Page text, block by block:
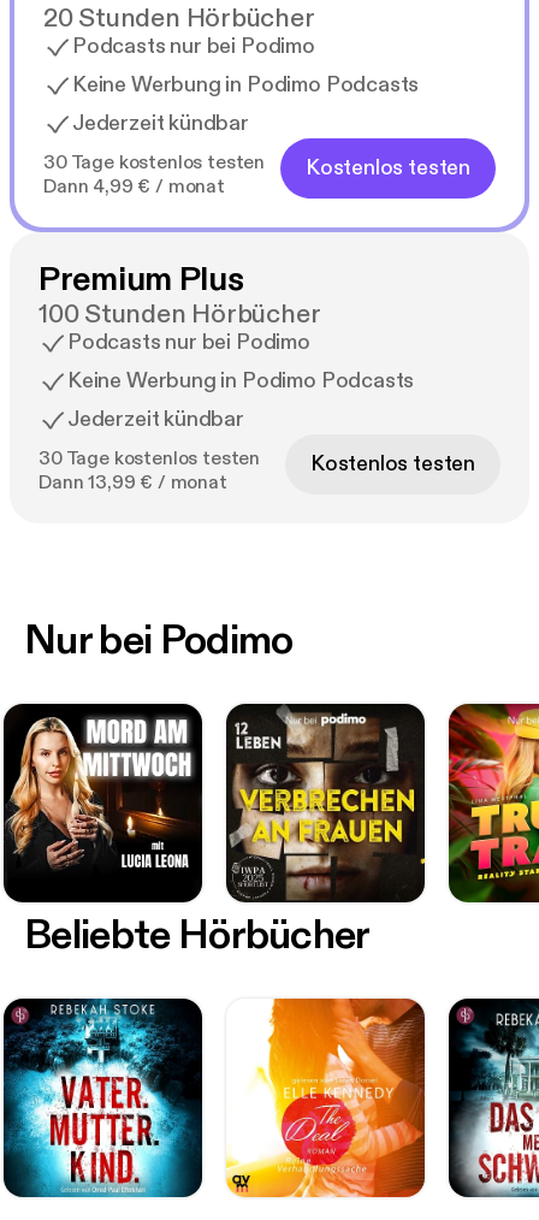
20 Stunden Hörbücher
Podcasts nur bei Podimo
Keine Werbung in Podimo Podcasts
Jederzeit kündbar
30 Tage kostenlos testen
Dann 4,99 € / monat
Kostenlos testen
Premium Plus
100 Stunden Hörbücher
Podcasts nur bei Podimo
Keine Werbung in Podimo Podcasts
Jederzeit kündbar
30 Tage kostenlos testen
Dann 13,99 € / monat
Kostenlos testen
Nur bei Podimo
Beliebte Hörbücher